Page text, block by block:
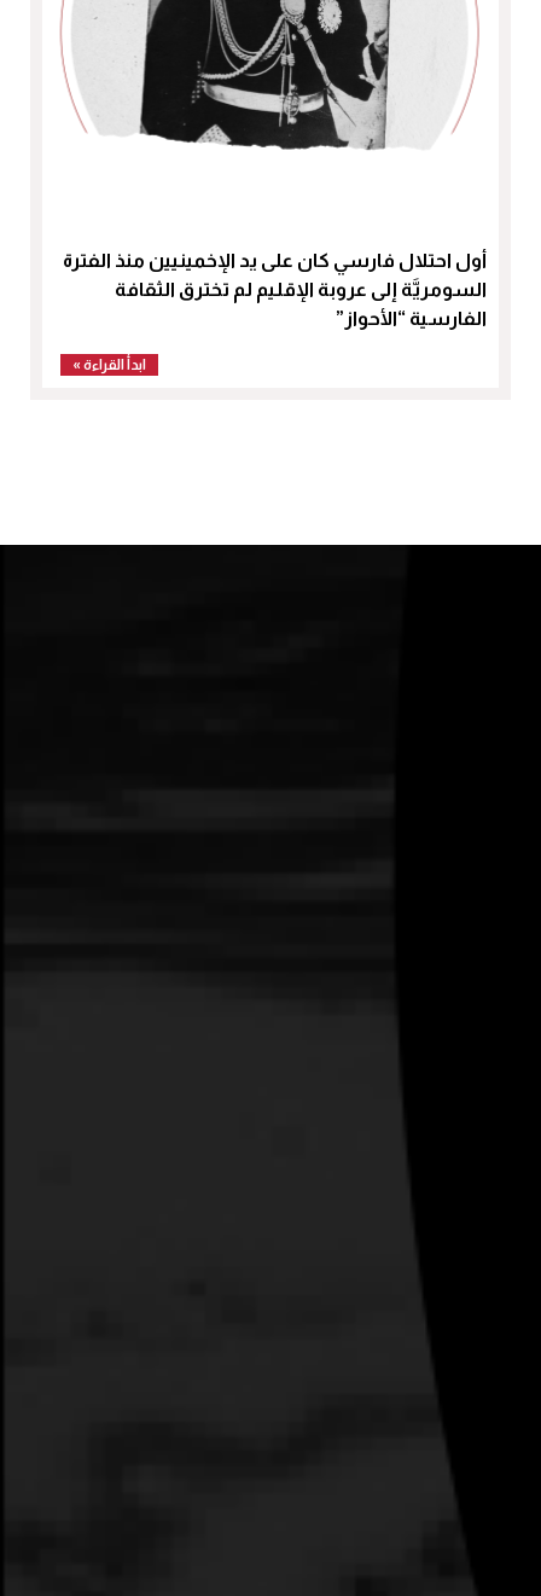
أول احتلال فارسي كان على يد الإخمينيين منذ الفترة
السومريَّة إلى عروبة الإقليم لم تخترق الثقافة
الفارسية “الأحواز”
ابدأ القراءة »